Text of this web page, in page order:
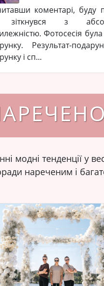
коментарі, буду
зіткнувся з
Фотосесія була
Результат-
і сп...
модні тенденції у
нареченим і